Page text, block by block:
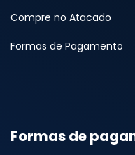
Compre no Atacado
Formas de Pagamento
Formas de